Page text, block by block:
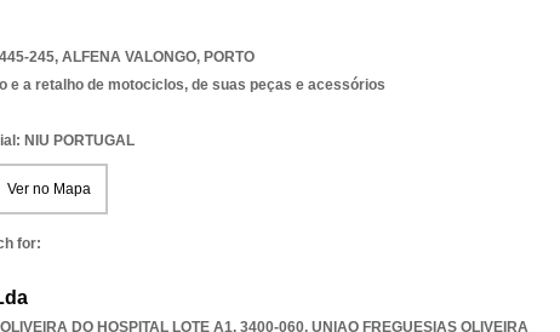
245, ALFENA VALONGO, PORTO
e a retalho de motociclos, de suas peças e acessórios
NIU PORTUGAL
Ver no Mapa
for:
DO HOSPITAL LOTE A1, 3400-060, UNIAO FREGUESIAS OLIVEIRA